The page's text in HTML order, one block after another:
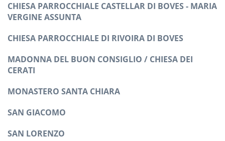
CHIESA PARROCCHIALE CASTELLAR DI BOVES - MARIA
VERGINE ASSUNTA
CHIESA PARROCCHIALE DI RIVOIRA DI BOVES
MADONNA DEL BUON CONSIGLIO / CHIESA DEI
CERATI
MONASTERO SANTA CHIARA
SAN GIACOMO
SAN LORENZO